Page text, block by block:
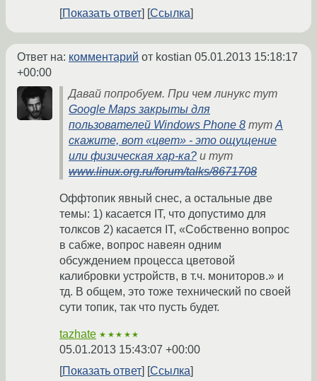
Показать ответ Ссылка
Ответ на: комментарий от kostian 05.01.2013 15:18:17
+00:00
Давай попробуем. При чем линукс тут
Google Maps закрыты для
пользователей Windows Phone 8 тутА
скажите, вот «цвет» - это ощущение
или физическая хар-ка? и тут
www.linux.org.ru/forum/talks/8671708
Оффтопик явный снес, а остальные две
темы: 1) касается IT, что допустимо для
толксов 2) касается IT, «Собственно вопрос
в сабже, вопрос навеян одним
обсуждением процесса цветовой
калибровки устройств, в т.ч. мониторов.» и
тд. В общем, это тоже технический по своей
сути топик, так что пусть будет.
tazhate ★★★★★
05.01.2013 15:43:07 +00:00
Показать ответ
Ссылка